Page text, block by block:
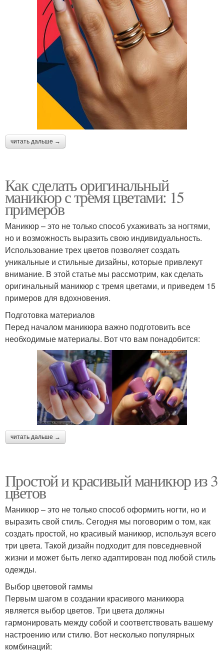
читать дальше →
Как сделать оригинальный
маникюр с тремя цветами: 15
примеров
Маникюр – это не только способ ухаживать за ногтями,
но и возможность выразить свою индивидуальность.
Использование трех цветов позволяет создать
уникальные и стильные дизайны, которые привлекут
внимание. В этой статье мы рассмотрим, как сделать
оригинальный маникюр с тремя цветами, и приведем 15
примеров для вдохновения.
Подготовка материалов
Перед началом маникюра важно подготовить все
необходимые материалы. Вот что вам понадобится:
читать дальше →
Простой и красивый маникюр из 3
цветов
Маникюр – это не только способ оформить ногти, но и
выразить свой стиль. Сегодня мы поговорим о том, как
создать простой, но красивый маникюр, используя всего
три цвета. Такой дизайн подходит для повседневной
жизни и может быть легко адаптирован под любой стиль
одежды.
Выбор цветовой гаммы
Первым шагом в создании красивого маникюра
является выбор цветов. Три цвета должны
гармонировать между собой и соответствовать вашему
настроению или стилю. Вот несколько популярных
комбинаций: